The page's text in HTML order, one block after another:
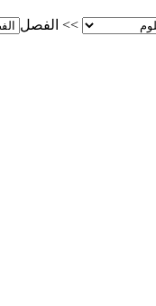
>> الفصل